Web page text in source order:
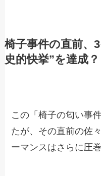
椅子事件の直前、
史的快挙”を達成？
この「椅子の匂い事
たが、その直前の佐
ーマンスはさらに圧巻